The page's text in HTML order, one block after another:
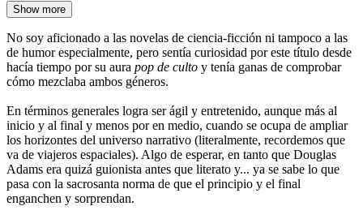
Show more
No soy aficionado a las novelas de ciencia-ficción ni tampoco a las
de humor especialmente, pero sentía curiosidad por este título desde
hacía tiempo por su aura pop de culto y tenía ganas de comprobar
cómo mezclaba ambos géneros.
En términos generales logra ser ágil y entretenido, aunque más al
inicio y al final y menos por en medio, cuando se ocupa de ampliar
los horizontes del universo narrativo (literalmente, recordemos que
va de viajeros espaciales). Algo de esperar, en tanto que Douglas
Adams era quizá guionista antes que literato y... ya se sabe lo que
pasa con la sacrosanta norma de que el principio y el final
enganchen y sorprendan.